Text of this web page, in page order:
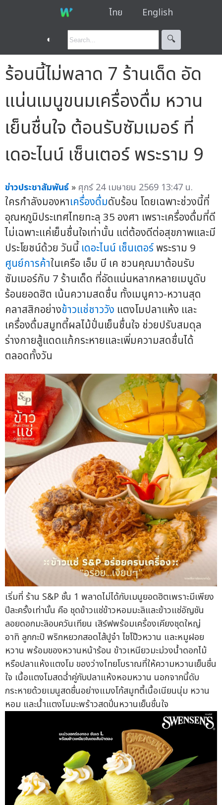
ไทย English
◐ 🔍︎
ร้อนนี้ไม่พลาด 7 ร้านเด็ด อัด
แน่นเมนูขนมเครื่องดื่ม หวาน
เย็นชื่นใจ ต้อนรับซัมเมอร์ ที่
เดอะไนน์ เซ็นเตอร์ พระราม 9
ข่าวประชาสัมพันธ์ » ศุกร์ 24 เมษายน 2569 13:47 น.
ใครกำลังมองหาเครื่องดื่มดับร้อน โดยเฉพาะช่วงนี้ที่
อุณหภูมิประเทศไทยทะลุ 35 องศา เพราะเครื่องดื่มที่ดี
ไม่เฉพาะแค่เย็นชื่นใจเท่านั้น แต่ต้องดีต่อสุขภาพและมี
ประโยชน์ด้วย วันนี้ เดอะไนน์ เซ็นเตอร์พระราม 9
ศูนย์การค้าในเครือ เอ็ม บี เค ชวนคุณมาต้อนรับ
ซัมเมอร์กับ 7 ร้านเด็ด ที่อัดแน่นหลากหลายเมนูดับ
ร้อนยอดฮิต เน้นความสดชื่น ทั้งเมนูคาว-หวานสุด
คลาสสิกอย่างข้าวแช่ชาววัง แตงโมปลาแห้ง และ
เครื่องดื่มสมูทตี้ผลไม้ปั่นเย็นชื่นใจ ช่วยปรับสมดุล
ร่างกายสู้แดดแก้กระหายและเพิ่มความสดชื่นได้
ตลอดทั้งวัน
เริ่มที่ ร้าน S&P ชั้น 1 พลาดไม่ได้กับเมนูยอดฮิตเพราะมีเพียง
ปีละครั้งเท่านั้น คือ ชุดข้าวแช่ข้าวหอมมะลิและข้าวแช่อัญชัน
ลอยดอกมะลิอบควันเทียน เสิร์ฟพร้อมเครื่องเคียงชุดใหญ่
อาทิ ลูกกะปิ พริกหยวกสอดไส้ปูจ๋า ไชโป๊วหวาน และหมูฝอย
หวาน พร้อมของหวานหน้าร้อน ข้าวเหนียวมะม่วงน้ำดอกไม้
หรือปลาแห้งแตงโม ของว่างไทยโบราณที่ให้ความหวานเย็นชื่น
ใจ เนื้อแตงโมสดฉ่ำคู่กับปลาแห้งหอมหวาน นอกจากนี้ดับ
กระหายด้วยเมนูสดชื่นอย่างแมงโก้สมูทตี้เนื้อเนียนนุ่ม หวาน
หอม และน้ำแตงโมมะพร้าวสดปั่นหวานเย็นชื่นใจ